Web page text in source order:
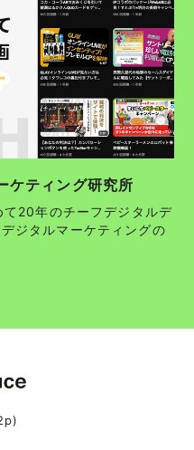
ケティング研究所
20年のチーフデジタルデ
ジタルマーケティングの